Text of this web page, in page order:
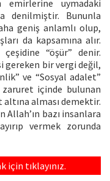
emirlerine uymadaki
denilmiştir. Bununla
geniş anlamlı olup,
da kapsamına alır.
“öşür” denir.
gereken bir vergi değil,
ve “Sosyal adalet”
içinde bulunan
altına alması demektir.
bazı insanlara
vermek zorunda
için tıklayınız.